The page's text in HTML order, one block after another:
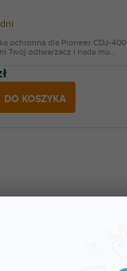
DO KOSZYKA
ochronna dla Pioneer CDJ-400.
Twój odtwarzacz i nada mu...